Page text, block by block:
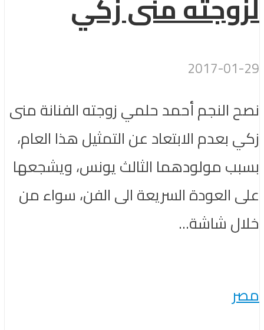
2017-01-29
نصح النجم أحمد حلمي زوجته الفنانة منى
زكي بعدم الابتعاد عن التمثيل هذا العام،
بسبب مولودهما الثالث يونس، ويشجعها
على العودة السريعة الى الفن، سواء من
خلال شاشة...
مصر